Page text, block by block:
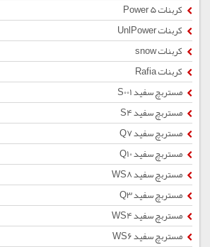
کربنات Power 5
کربنات UnlPower
کربنات snow
کربنات Rafia
مستربچ سفید S001
مستربچ سفید S4
مستربچ سفید Q7
مستربچ سفید Q10
مستربچ سفید WS8
مستربچ سفید Q3
مستربچ سفید WS4
مستربچ سفید WS6